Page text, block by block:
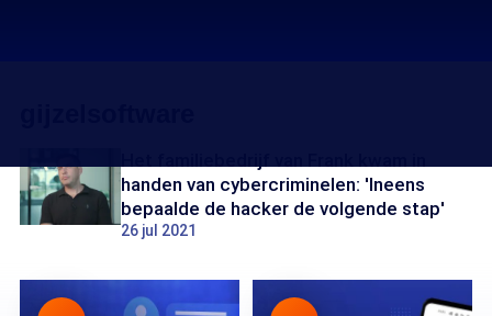
handen van cybercriminelen: 'Ineens
bepaalde de hacker de volgende stap'
26 jul 2021